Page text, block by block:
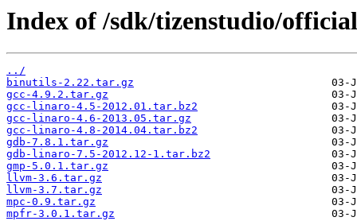
Index of /sdk/tizenstudio/
../
binutils-2.22.tar.gz
gcc-4.9.2.tar.gz
gcc-linaro-4.5-2012.01.tar.bz2
gcc-linaro-4.6-2013.05.tar.gz
gcc-linaro-4.8-2014.04.tar.bz2
gdb-7.8.1.tar.gz
gdb-linaro-7.5-2012.12-1.tar.bz2
gmp-5.0.1.tar.gz
llvm-3.6.tar.gz
llvm-3.7.tar.gz
mpc-0.9.tar.gz
mpfr-3.0.1.tar.gz